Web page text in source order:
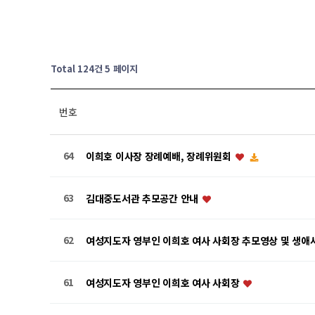
Total 124건5 페이지
번호
64 이희호 이사장 장례예배, 장례위원회
63 김대중도서관 추모공간 안내
62 여성지도자 영부인 이희호 여사 사회장 추모영상 및 생애
61 여성지도자 영부인 이희호 여사 사회장